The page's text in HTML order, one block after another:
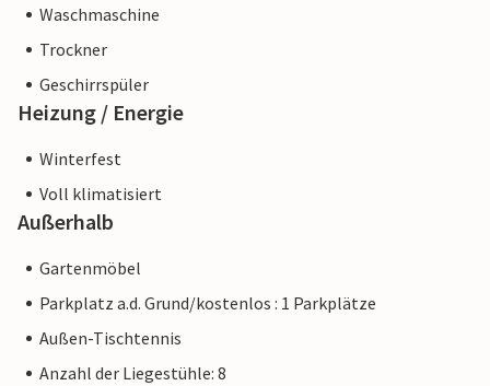
Waschmaschine
Trockner
Geschirrspüler
Heizung / Energie
Winterfest
Voll klimatisiert
Außerhalb
Gartenmöbel
Parkplatz a.d. Grund/kostenlos : 1 Parkplätze
Außen-Tischtennis
Anzahl der Liegestühle: 8